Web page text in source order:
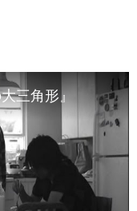
三角形』